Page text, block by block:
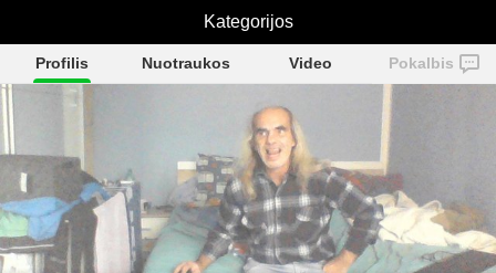
borut689
Profilis Nuotraukos Video Pokalbis
Kategorijos